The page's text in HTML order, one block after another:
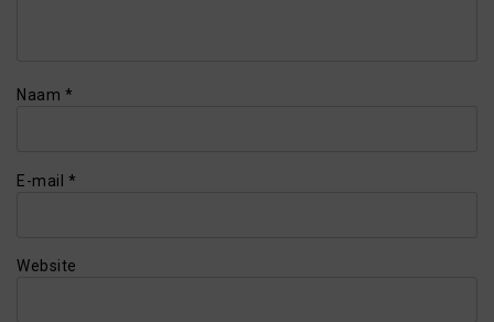
Naam *
E-mail *
Website